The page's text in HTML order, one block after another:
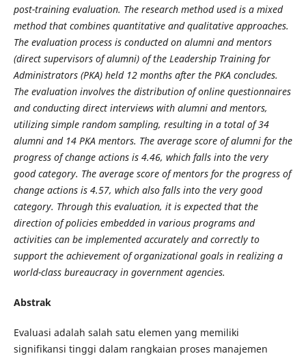
post-training evaluation. The research method used is a mixed
method that combines quantitative and qualitative approaches.
The evaluation process is conducted on alumni and mentors
(direct supervisors of alumni) of the Leadership Training for
Administrators (PKA) held 12 months after the PKA concludes.
The evaluation involves the distribution of online questionnaires
and conducting direct interviews with alumni and mentors,
utilizing simple random sampling, resulting in a total of 34
alumni and 14 PKA mentors. The average score of alumni for the
progress of change actions is 4.46, which falls into the very
good category. The average score of mentors for the progress of
change actions is 4.57, which also falls into the very good
category. Through this evaluation, it is expected that the
direction of policies embedded in various programs and
activities can be implemented accurately and correctly to
support the achievement of organizational goals in realizing a
world-class bureaucracy in government agencies.
Abstrak
Evaluasi adalah salah satu elemen yang memiliki
signifikansi tinggi dalam rangkaian proses manajemen